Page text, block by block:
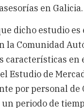
en Galicia.
dicho estudio
la Comunidad
características en
Estudio de
por personal de
periodo de